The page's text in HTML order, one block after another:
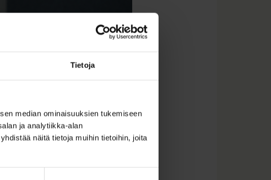
Tietoja
median ominaisuuksien tukemiseen
ja analytiikka-alan
näitä tietoja muihin tietoihin, joita
vaikutusarvioita on tehty vain
ja asumistuen suojaosien